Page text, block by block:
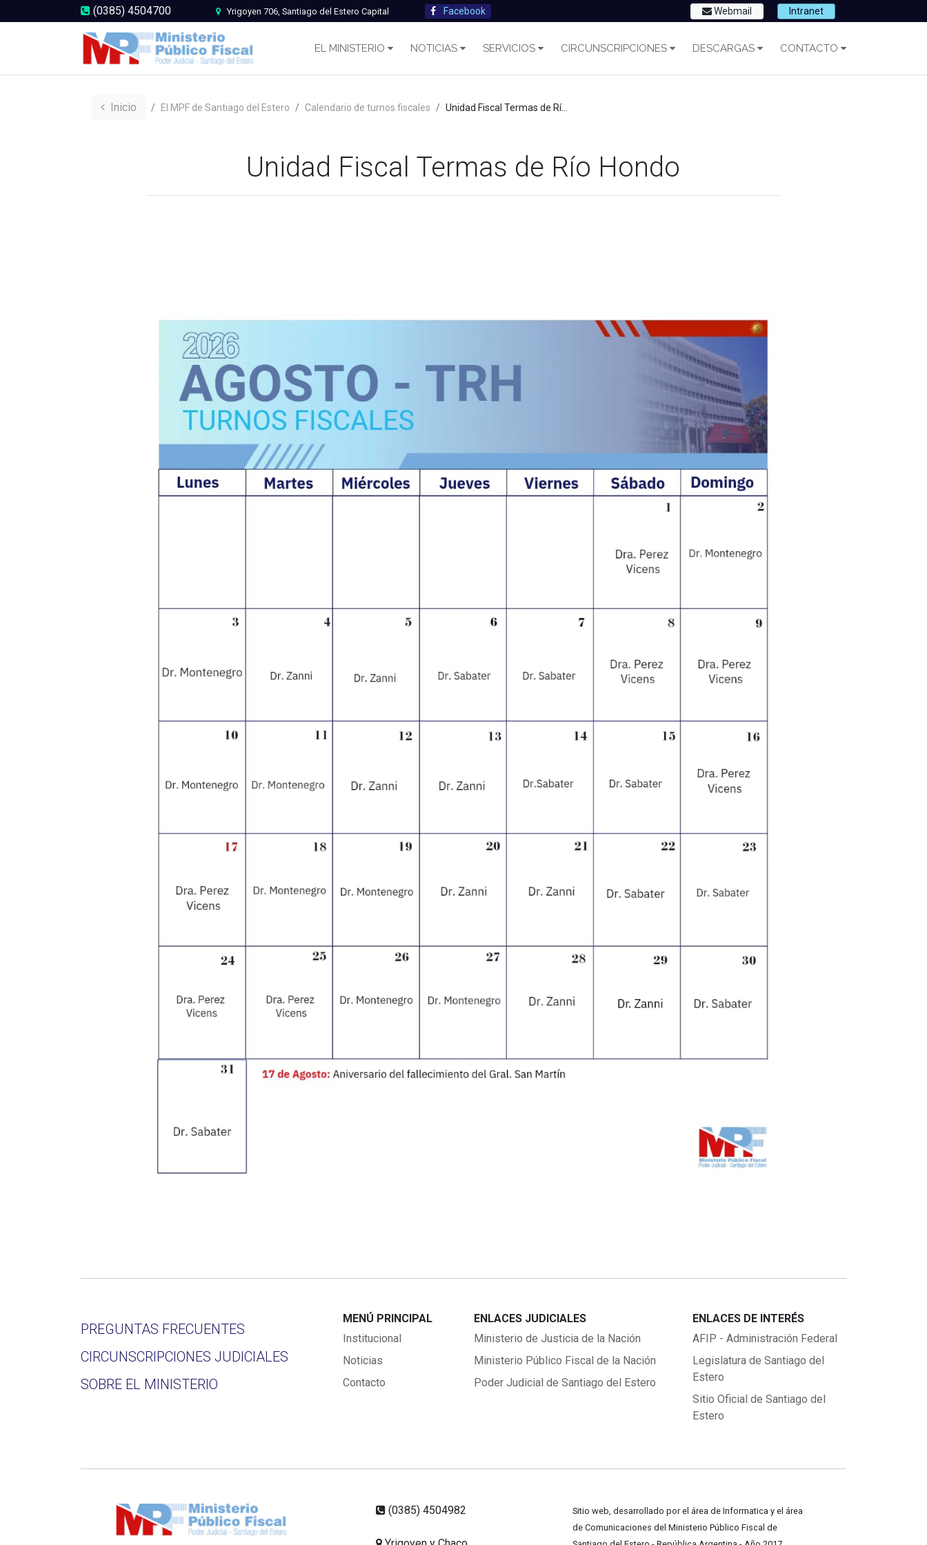
(0385) 4504700 Yrigoyen 706, Santiago del Estero Capital Facebook Webmail Intranet
EL MINISTERIO NOTICIAS SERVICIOS CIRCUNSCRIPCIONES DESCARGAS CONTACTO
Inicio El MPF de Santiago del Estero Calendario de turnos fiscales Unidad Fiscal Termas de Río Hondo
Unidad Fiscal Termas de Río Hondo
PREGUNTAS FRECUENTES
CIRCUNSCRIPCIONES JUDICIALES
SOBRE EL MINISTERIO
MENÚ PRINCIPAL
Institucional
Noticias
Contacto
ENLACES JUDICIALES
Ministerio de Justicia de la Nación
Ministerio Público Fiscal de la Nación
Poder Judicial de Santiago del Estero
ENLACES DE INTERÉS
AFIP - Administración Federal
Legislatura de Santiago del
Estero
Sitio Oficial de Santiago del
Estero
(0385) 4504982
Sitio web, desarrollado por el área de Informatica y el área
de Comunicaciones del Ministerio Público Fiscal de